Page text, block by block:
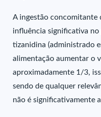
A ingestão concomitante
influência significativa
tizanidina (administrado
alimentação aumentar o
aproximadamente 1/3,
sendo de qualquer
não é significativamente